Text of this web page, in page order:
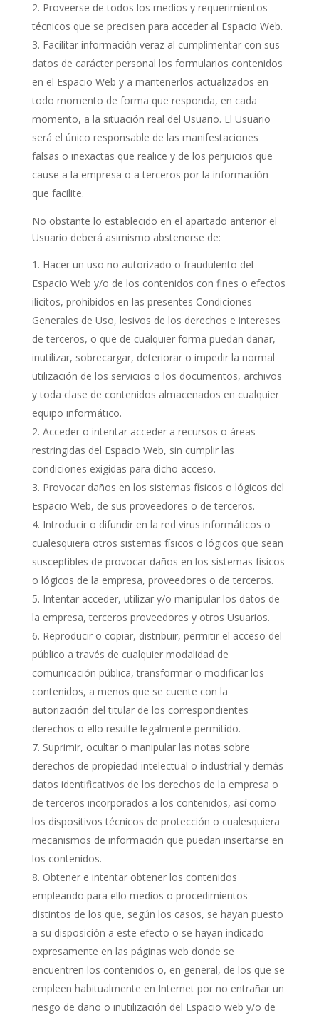
Proveerse de todos los medios y requerimientos
técnicos que se precisen para acceder al Espacio Web.
Facilitar información veraz al cumplimentar con sus
datos de carácter personal los formularios contenidos
en el Espacio Web y a mantenerlos actualizados en
todo momento de forma que responda, en cada
momento, a la situación real del Usuario. El Usuario
será el único responsable de las manifestaciones
falsas o inexactas que realice y de los perjuicios que
cause a la empresa o a terceros por la información
que facilite.
No obstante lo establecido en el apartado anterior el
Usuario deberá asimismo abstenerse de:
Hacer un uso no autorizado o fraudulento del
Espacio Web y/o de los contenidos con fines o efectos
ilícitos, prohibidos en las presentes Condiciones
Generales de Uso, lesivos de los derechos e intereses
de terceros, o que de cualquier forma puedan dañar,
inutilizar, sobrecargar, deteriorar o impedir la normal
utilización de los servicios o los documentos, archivos
y toda clase de contenidos almacenados en cualquier
equipo informático.
Acceder o intentar acceder a recursos o áreas
restringidas del Espacio Web, sin cumplir las
condiciones exigidas para dicho acceso.
Provocar daños en los sistemas físicos o lógicos del
Espacio Web, de sus proveedores o de terceros.
Introducir o difundir en la red virus informáticos o
cualesquiera otros sistemas físicos o lógicos que sean
susceptibles de provocar daños en los sistemas físicos
o lógicos de la empresa, proveedores o de terceros.
Intentar acceder, utilizar y/o manipular los datos de
la empresa, terceros proveedores y otros Usuarios.
Reproducir o copiar, distribuir, permitir el acceso del
público a través de cualquier modalidad de
comunicación pública, transformar o modificar los
contenidos, a menos que se cuente con la
autorización del titular de los correspondientes
derechos o ello resulte legalmente permitido.
Suprimir, ocultar o manipular las notas sobre
derechos de propiedad intelectual o industrial y demás
datos identificativos de los derechos de la empresa o
de terceros incorporados a los contenidos, así como
los dispositivos técnicos de protección o cualesquiera
mecanismos de información que puedan insertarse en
los contenidos.
Obtener e intentar obtener los contenidos
empleando para ello medios o procedimientos
distintos de los que, según los casos, se hayan puesto
a su disposición a este efecto o se hayan indicado
expresamente en las páginas web donde se
encuentren los contenidos o, en general, de los que se
empleen habitualmente en Internet por no entrañar un
riesgo de daño o inutilización del Espacio web y/o de